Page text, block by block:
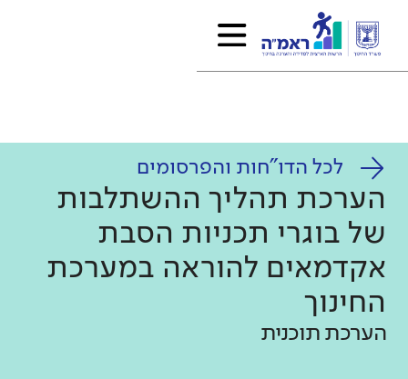
לכל הדו"חות והפרסומים
הערכת תהליך ההשתלבות
של בוגרי תכניות הסבת
אקדמאים להוראה במערכת
החינוך
הערכת תוכנית